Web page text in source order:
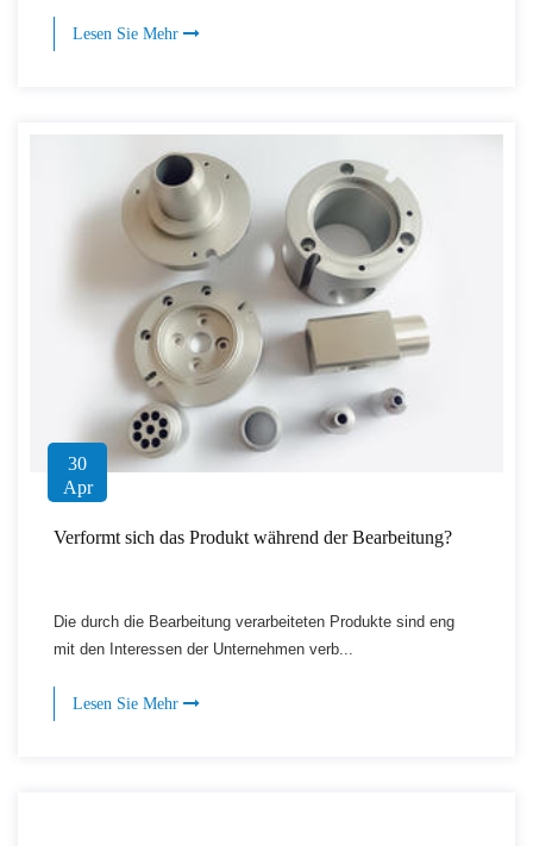
Lesen Sie Mehr
30
Apr
Verformt sich das Produkt während der Bearbeitung?
Die durch die Bearbeitung verarbeiteten Produkte sind eng
mit den Interessen der Unternehmen verb...
Lesen Sie Mehr